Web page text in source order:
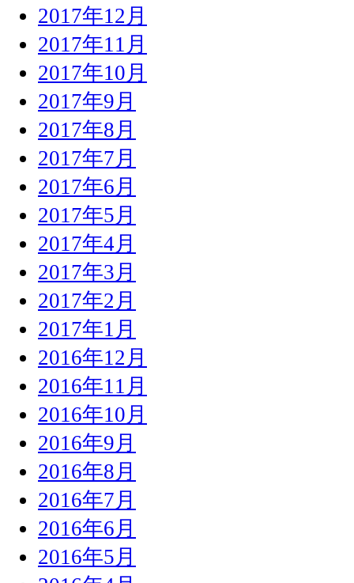
2017年12月
2017年11月
2017年10月
2017年9月
2017年8月
2017年7月
2017年6月
2017年5月
2017年4月
2017年3月
2017年2月
2017年1月
2016年12月
2016年11月
2016年10月
2016年9月
2016年8月
2016年7月
2016年6月
2016年5月